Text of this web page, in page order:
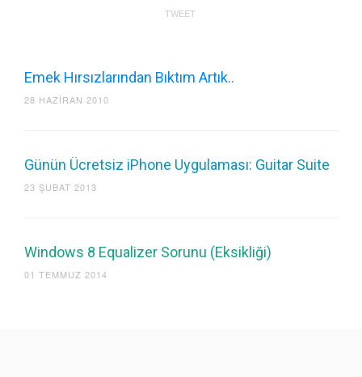
TWEET
Emek Hırsızlarından Bıktım Artık..
28 HAZIRAN 2010
Günün Ücretsiz iPhone Uygulaması: Guitar Suite
23 ŞUBAT 2013
Windows 8 Equalizer Sorunu (Eksikliği)
01 TEMMUZ 2014